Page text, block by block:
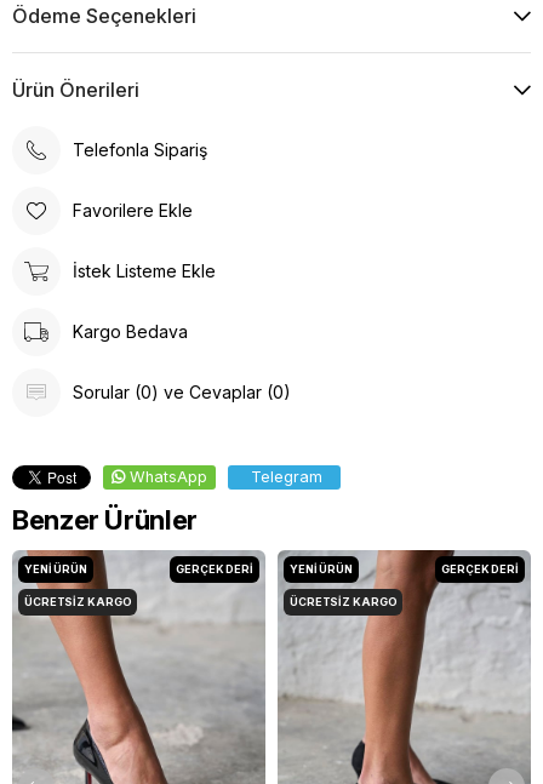
Ödeme Seçenekleri
Ürün Önerileri
Telefonla Sipariş
Favorilere Ekle
İstek Listeme Ekle
Kargo Bedava
Sorular (0) ve Cevaplar (0)
WhatsApp Telegram
Benzer Ürünler
YENI ÜRÜN
ÜCRETSIZ KARGO
GERÇEK DERİ YENI ÜRÜN
ÜCRETSIZ KARGO
GERÇEK DERİ